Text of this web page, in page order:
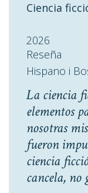
Ciencia
2026
Reseña
Hispano i
La ciencia
elementos
nosotras
fueron
ciencia
cancela, no